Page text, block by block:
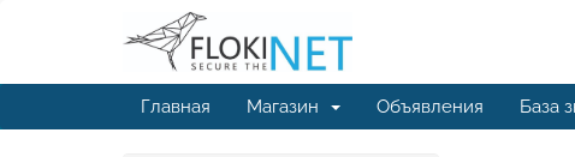
Главная Магазин Объявления База